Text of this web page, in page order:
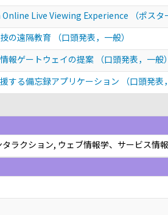
Live Viewing Experience
（ポスタ
の遠隔教育
（口頭発表，一般）
報ゲートウェイの提案
（口頭発表，一般）
する備忘録アプリケーション
（口頭発表
ラクション, ウェブ情報学、サービス情